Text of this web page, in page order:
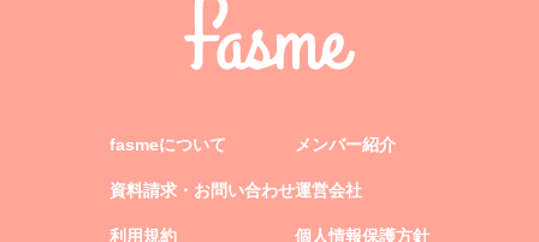
fasmeについて
資料請求・お問い合わせ
利用規約
メンバー紹介
運営会社
個人情報保護方針